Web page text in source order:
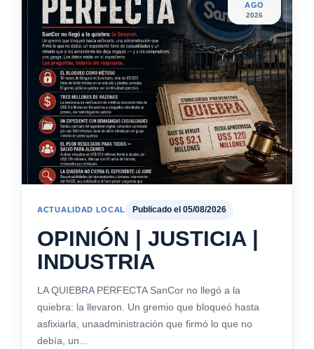
AGO
2026
ACTUALIDAD LOCAL Publicado el 05/08/2026
OPINIÓN | JUSTICIA |
INDUSTRIA
LA QUIEBRA PERFECTA SanCor no llegó a la
quiebra: la llevaron. Un gremio que bloqueó hasta
asfixiarla, unaadministración que firmó lo que no
debía, un...